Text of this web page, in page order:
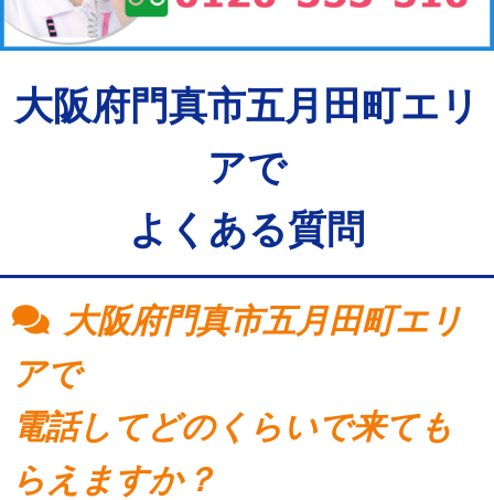
大阪府門真市五月田町エリ
アで
よくある質問
大阪府門真市五月田町エリ
アで
電話してどのくらいで来ても
らえますか？